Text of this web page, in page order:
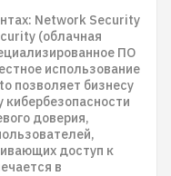
Network Security
(облачная
ПО
использование
позволяет бизнесу
доверия,
доступ к
в